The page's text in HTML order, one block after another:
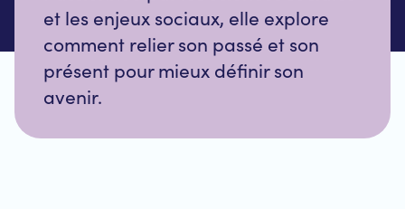
et les enjeux sociaux, elle explore
comment relier son passé et son
présent pour mieux définir son
avenir.